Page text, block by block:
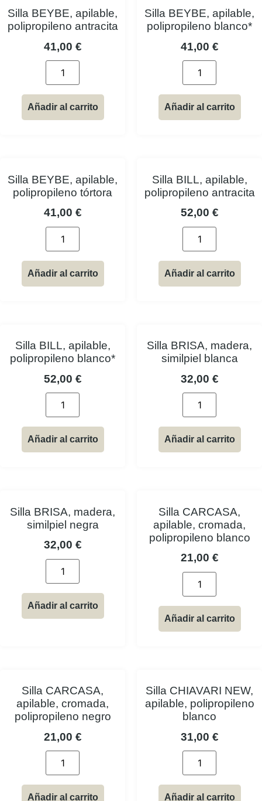
Silla BEYBE, apilable,
polipropileno antracita
41,00 €
Añadir al carrito
Silla BEYBE, apilable,
polipropileno blanco*
41,00 €
Añadir al carrito
Silla BEYBE, apilable,
polipropileno tórtora
41,00 €
Añadir al carrito
Silla BILL, apilable,
polipropileno antracita
52,00 €
Añadir al carrito
Silla BILL, apilable,
polipropileno blanco*
52,00 €
Añadir al carrito
Silla BRISA, madera,
similpiel blanca
32,00 €
Añadir al carrito
Silla BRISA, madera,
similpiel negra
32,00 €
Añadir al carrito
Silla CARCASA,
apilable, cromada,
polipropileno blanco
21,00 €
Añadir al carrito
Silla CARCASA,
apilable, cromada,
polipropileno negro
21,00 €
Añadir al carrito
Silla CHIAVARI NEW,
apilable, polipropileno
blanco
31,00 €
Añadir al carrito